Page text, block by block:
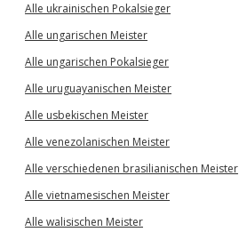
Alle ukrainischen Pokalsieger
Alle ungarischen Meister
Alle ungarischen Pokalsieger
Alle uruguayanischen Meister
Alle usbekischen Meister
Alle venezolanischen Meister
Alle verschiedenen brasilianischen Meister
Alle vietnamesischen Meister
Alle walisischen Meister